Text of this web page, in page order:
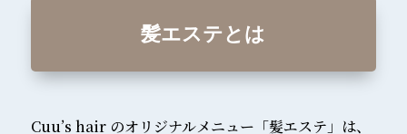
髪エステとは
Cuu’s hair のオリジナルメニュー「髪エステ」は、